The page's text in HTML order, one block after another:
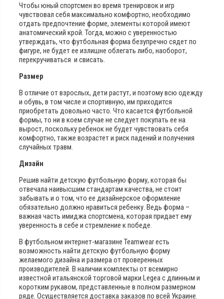
Чтобы юный спортсмен во время тренировок и игр
чувствовал себя максимально комфортно, необходимо
отдать предпочтение форме, элементы которой имеют
анатомический крой. Тогда, можно с уверенностью
утверждать, что футбольная форма безупречно сядет по
фигуре, не будет ее излишне облегать либо, наоборот,
перекручиваться и свисать.
Размер
В отличие от взрослых, дети растут, и поэтому всю одежду
и обувь, в том числе и спортивную, им приходится
приобретать довольно часто. Что касается футбольной
формы, то ни в коем случае не следует покупать ее на
вырост, поскольку ребенок не будет чувствовать себя
комфортно, также возрастет и риск падений и получения
случайных травм.
Дизайн
Решив найти детскую футбольную форму, которая бы
отвечала наивысшим стандартам качества, не стоит
забывать и о том, что ее дизайнерское оформление
обязательно должно нравиться ребенку. Ведь форма –
важная часть имиджа спортсмена, которая придает ему
уверенность в себе и стремление к победе.
В футбольном интернет-магазине Teamwear есть
возможность найти детскую футбольную форму
желаемого дизайна и размера от проверенных
производителей. В наличии комплекты от всемирно
известной итальянской торговой марки Legea с длинным и
коротким рукавом, представленные в полном размерном
ряде. Осуществляется доставка заказов по всей Украине.